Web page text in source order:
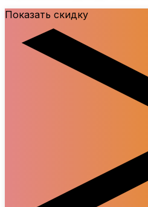
Показать скидку